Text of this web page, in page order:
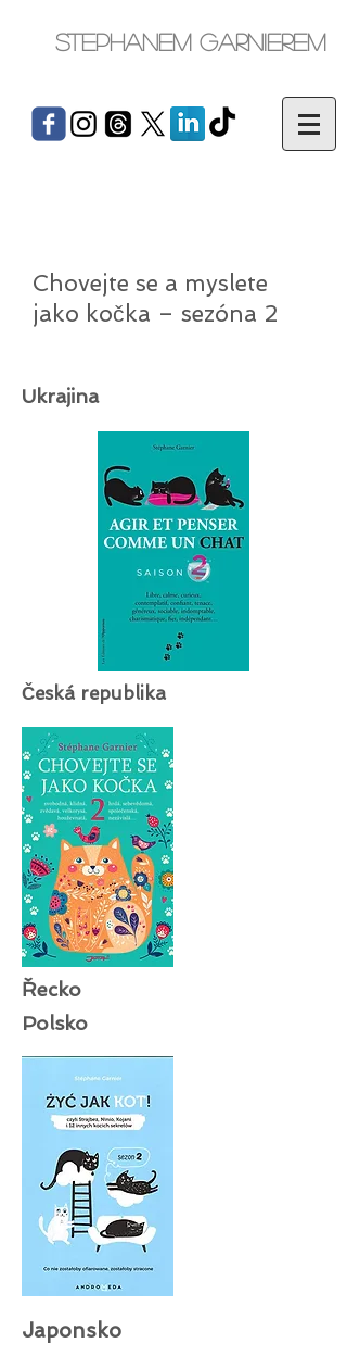
Stephanem Garnierem
Chovejte se a myslete
jako kočka – sezóna 2
Ukrajina
Česká republika
Řecko
Polsko
Japonsko